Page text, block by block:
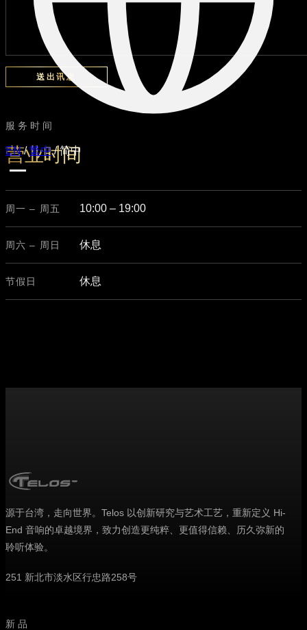
EN / 繁中 / 简中
送出讯息
服务时间
营业时间
周一 – 周五 10:00 – 19:00
周六 – 周日 休息
节假日 休息
源于台湾，走向世界。Telos 以创新研究与艺术工艺，重新定义 Hi-
End 音响的卓越境界，致力创造更纯粹、更值得信赖、历久弥新的
聆听体验。
251 新北市淡水区行忠路258号
新品